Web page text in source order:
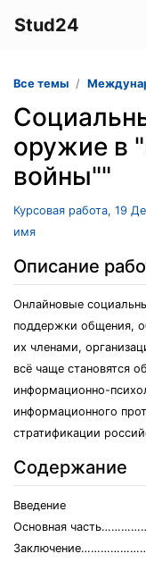
Stud24
Все темы
оружие в
войны""
Курсовая работа, 19
имя
Описание
Онлайновые
поддержки общения,
их членами,
всё чаще становятся
информационно-
информационного
стратификации
Содержание
Введение
Основная